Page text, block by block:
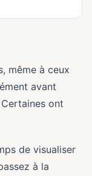
même à ceux
avant
ont
de visualiser
à la